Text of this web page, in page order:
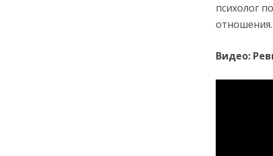
психолог
отношения.
Видео: